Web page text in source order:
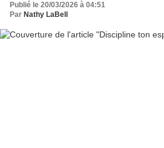
Publié le 20/03/2026 à 04:51
Par Nathy LaBell